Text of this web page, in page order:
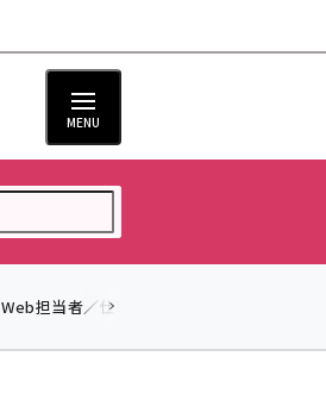
MENU
Web担当者／仕事